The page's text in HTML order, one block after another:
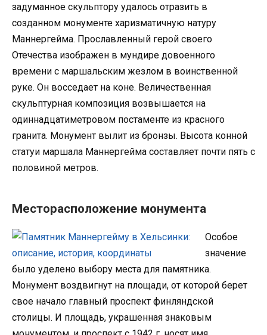
задуманное скульптору удалось отразить в
созданном монументе харизматичную натуру
Маннергейма. Прославленный герой своего
Отечества изображен в мундире довоенного
времени с маршальским жезлом в воинственной
руке. Он восседает на коне. Величественная
скульптурная композиция возвышается на
одиннадцатиметровом постаменте из красного
гранита. Монумент вылит из бронзы. Высота конной
статуи маршала Маннергейма составляет почти пять с
половиной метров.
Месторасположение монумента
Особое
значение
было уделено выбору места для памятника.
Монумент воздвигнут на площади, от которой берет
свое начало главный проспект финляндской
столицы. И площадь, украшенная знаковым